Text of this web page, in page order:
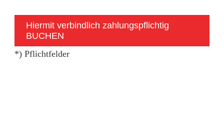
Hiermit verbindlich zahlungspflichtig
BUCHEN
*) Pflichtfelder